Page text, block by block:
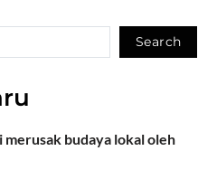
Search
budaya lokal oleh